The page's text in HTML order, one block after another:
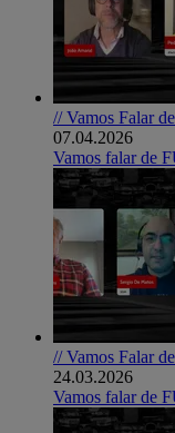
// Vamos Falar
07.04.2026
Vamos falar de
// Vamos Falar
24.03.2026
Vamos falar de